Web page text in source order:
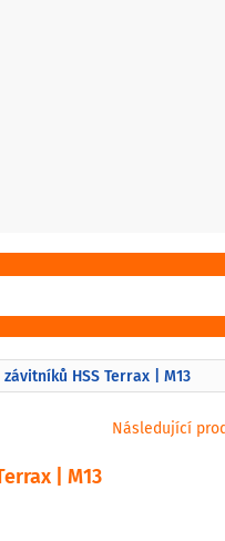
závitníků HSS Terrax | M13
Následující
| M13